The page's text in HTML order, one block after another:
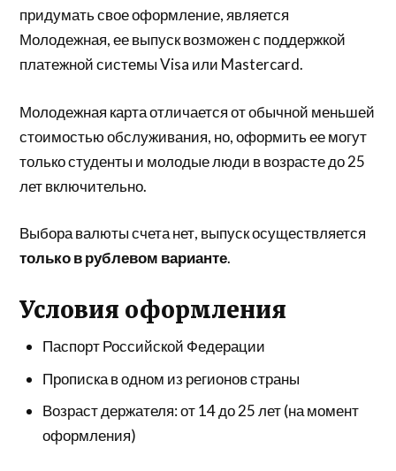
придумать свое оформление, является
Молодежная, ее выпуск возможен с поддержкой
платежной системы Visa или Mastercard.
Молодежная карта отличается от обычной меньшей
стоимостью обслуживания, но, оформить ее могут
только студенты и молодые люди в возрасте до 25
лет включительно.
Выбора валюты счета нет, выпуск осуществляется
только в рублевом варианте.
Условия оформления
Паспорт Российской Федерации
Прописка в одном из регионов страны
Возраст держателя: от 14 до 25 лет (на момент
оформления)